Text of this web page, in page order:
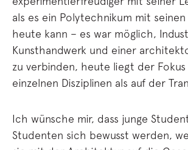
als es ein Polytechnikum mit
heute kann – es war möglich,
Kunsthandwerk und einer
zu verbinden, heute liegt der
einzelnen Disziplinen als auf der
Ich wünsche mir, dass junge
Studenten sich bewusst werden,